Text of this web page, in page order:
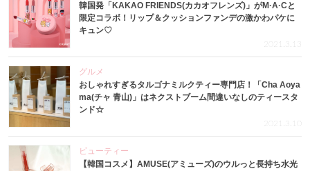
韓国発「KAKAO FRIENDS(カカオフレンズ)」がM·A·Cと
限定コラボ！リップ＆クッションファンデの激かわパケに
キュン♡
2021.3.13
グルメ
おしゃれすぎるタルゴナミルクティー専門店！「Cha Aoya
ma(チャ 青山)」はネクストブーム間違いなしのティースタ
ンド☆
2021.3.10
ビューティー
【韓国コスメ】AMUSE(アミューズ)のウルっと長持ち水光